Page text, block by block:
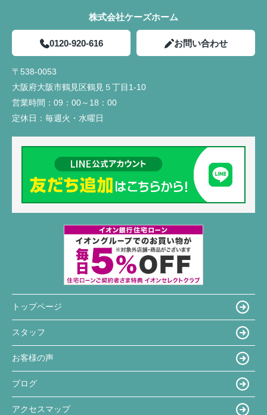
株式会社ケーズホーム
0120-920-616 お問い合わせ
〒538-0053
大阪府大阪市鶴見区鶴見５丁目1-10
営業時間： 09：00～18：00
定休日： 毎週火・水曜日
トップページ
スタッフ
お客様の声
ブログ
アクセスマップ